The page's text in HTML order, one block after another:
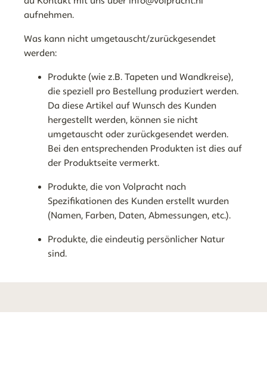
aufnehmen.
Was kann nicht umgetauscht/zurückgesendet
werden:
Produkte (wie z.B. Tapeten und Wandkreise),
die speziell pro Bestellung produziert werden.
Da diese Artikel auf Wunsch des Kunden
hergestellt werden, können sie nicht
umgetauscht oder zurückgesendet werden.
Bei den entsprechenden Produkten ist dies auf
der Produktseite vermerkt.
Produkte, die von Volpracht nach
Spezifikationen des Kunden erstellt wurden
(Namen, Farben, Daten, Abmessungen, etc.).
Produkte, die eindeutig persönlicher Natur
sind.